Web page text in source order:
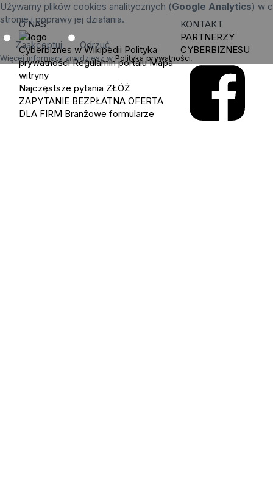
Używamy plików cookies analitycznych (Google Analytics) w
stronie i poprawy jej działania.
Zaakceptuj Odrzuć
Więcej informacji znajdziesz w Polityka prywatności.
O NAS
Cyberbiznes w Wikipedii Polityka
prywatności Regulamin portalu Mapa
witryny
Najczęstsze pytania ZŁÓŻ
ZAPYTANIE BEZPŁATNA OFERTA
DLA FIRM Branżowe formularze
KONTAKT
PARTNERZY
CYBERBIZNESU